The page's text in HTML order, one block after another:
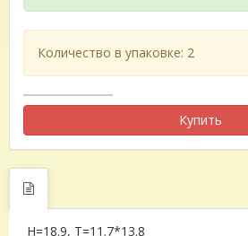
Количество в упаковке: 2
Купить
H=18.9, T=11.7*13.8